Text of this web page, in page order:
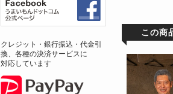
この商
クレジット・銀行振込・代金引
換、各種の決済サービスに
対応しています